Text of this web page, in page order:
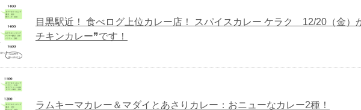
目黒駅近！ 食べログ上位カレー店！ スパイスカレー ケラク 12/20（金）
チキンカレー❞です！
ラムキーマカレー＆マダイとあさりカレー：おニューなカレー2種！